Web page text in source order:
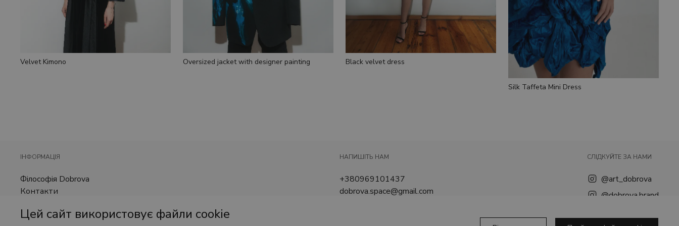
Velvet Kimono Oversized jacket with designer painting Black velvet dress
Silk Taffeta Mini Dress
ІНФОРМАЦІЯ
Філософія Dobrova
Контакти
Оферта
НАПИШІТЬ НАМ
+380969101437
dobrova.space@gmail.com
СЛІДКУЙТЕ ЗА НАМИ
@art_dobrova
@dobrova.brand
Цей сайт використовує файли cookie